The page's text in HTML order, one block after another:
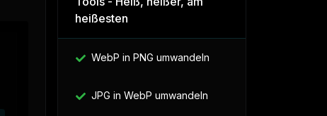
heißesten
WebP in PNG umwandeln
JPG in WebP umwandeln